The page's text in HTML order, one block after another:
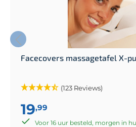
Facecovers massagetafel X-
(123 Reviews)
19,99
Voor 16 uur besteld, morgen in